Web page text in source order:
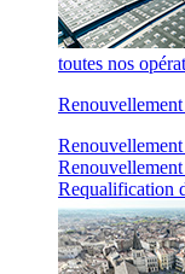
toutes nos
Requalification